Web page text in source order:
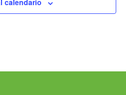
calendario